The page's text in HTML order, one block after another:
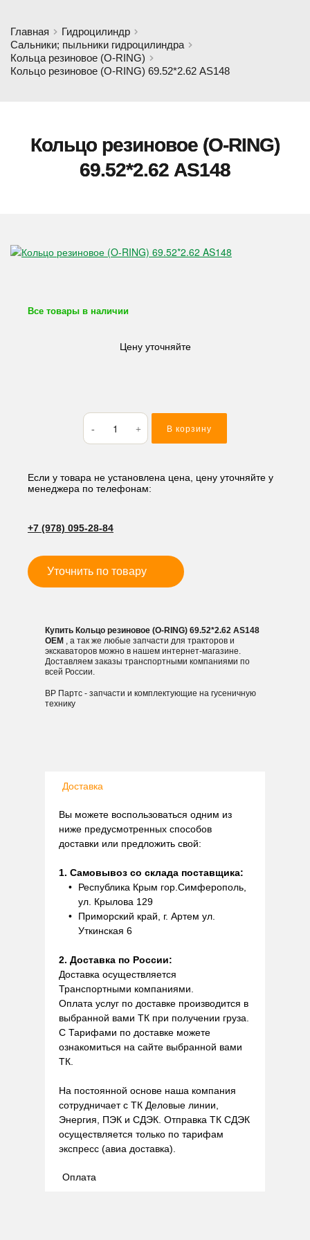
Главная
Гидроцилиндр
Сальники; пыльники гидроцилиндра
Кольца резиновое (O-RING)
Кольцо резиновое (O-RING) 69.52*2.62 AS148
Кольцо резиновое (O-RING)
69.52*2.62 AS148
Все товары в наличии
Цену уточняйте
Количество
товара
Кольцо
(O-
RING)
В корзину
Если у товара не установлена цена, цену уточняйте у
менеджера по телефонам:
+7 (978) 095-28-84
Уточнить по товару
Купить Кольцо резиновое (O-RING) 69.52*2.62 AS148
OEM , а так же любые запчасти для тракторов и
экскаваторов можно в нашем интернет-магазине.
Доставляем заказы транспортными компаниями по
всей России.
ВР Партс - запчасти и комплектующие на гусеничную
технику
Доставка
Вы можете воспользоваться одним из
ниже предусмотренных способов
доставки или предложить свой:
1. Самовывоз со склада поставщика:
Республика Крым гор.Симферополь,
ул. Крылова 129
Приморский край, г. Артем ул.
Уткинская 6
2. Доставка по России:
Доставка осуществляется
Транспортными компаниями.
Оплата услуг по доставке производится в
выбранной вами ТК при получении груза.
С Тарифами по доставке можете
ознакомиться на сайте выбранной вами
ТК.
На постоянной основе наша компания
сотрудничает с ТК Деловые линии,
Энергия, ПЭК и СДЭК. Отправка ТК СДЭК
осуществляется только по тарифам
экспресс (авиа доставка).
Оплата